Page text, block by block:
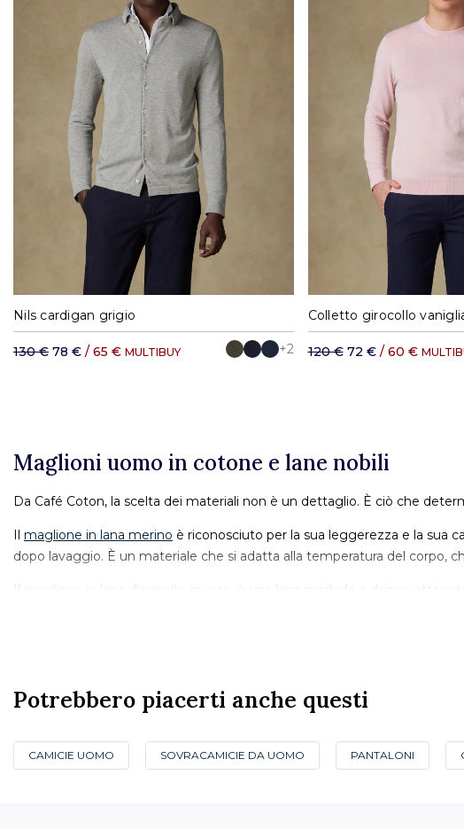
S M
Nils cardigan grigio
130 € 78 € / 65 € MULTIBUY +2
S M L
Colletto girocollo
120 € 72 €/ 60 €
Maglioni uomo in cotone e lane nobili
Da Café Coton, la scelta dei materiali non è un dettaglio. È ciò che
maglione in lana merino è riconosciuto per la sua leggerezza e la sua
dopo lavaggio. È un materiale che si adatta alla temperatura del corpo,
Il maglione in lana d'agnello
, invece, è una lana morbida e densa,
maglione in lambswool conserva la sua struttura e il suo aspetto,
Il maglione in cotone uomo è il capo di mezza stagione per eccellenza.
finiture e nella durata dei capi.
Girocollo, scollo a V o dolcevita: quale
Potrebbero piacerti anche questi
CAMICIE UOMO SOVRACAMICIE DA UOMO PANTALONI